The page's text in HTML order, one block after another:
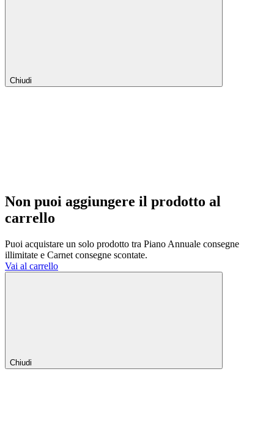
Chiudi
Non puoi aggiungere il prodotto al
carrello
Puoi acquistare un solo prodotto tra Piano Annuale consegne
illimitate e Carnet consegne scontate.
Vai al carrello
Chiudi